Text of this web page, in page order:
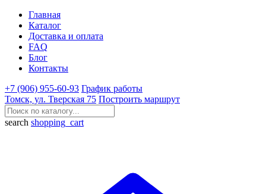
Главная
Каталог
Доставка и оплата
FAQ
Блог
Контакты
+7 (906) 955-60-93 График работы
Томск, ул. Тверская 75 Построить маршрут
search shopping_cart